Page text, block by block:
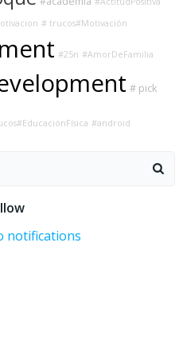
# trucos#Motivación
#25n #AmorDeFamilia
# pick
#android
notifications